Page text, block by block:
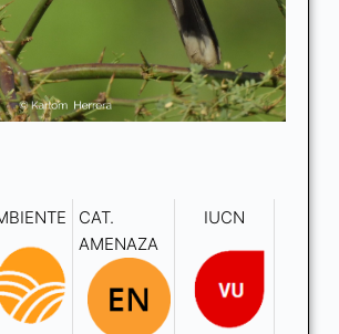
CAT.
AMENAZA
IUCN